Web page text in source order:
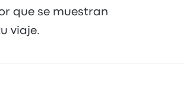
que se muestran
viaje.